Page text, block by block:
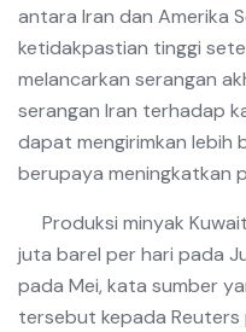
antara Iran dan Amerika
ketidakpastian tinggi
melancarkan serangan
serangan Iran terhadap
dapat mengirimkan lebih
berupaya meningkatkan
Produksi minyak
juta barel per hari pada
pada Mei, kata sumber
tersebut kepada Reuters